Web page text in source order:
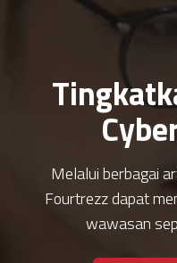
Melalui berbagai
Fourtrezz dapat
wawasan